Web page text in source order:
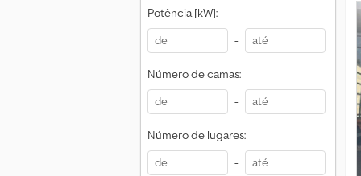
Potência [kW]:
-
Número de camas:
-
Número de lugares:
-